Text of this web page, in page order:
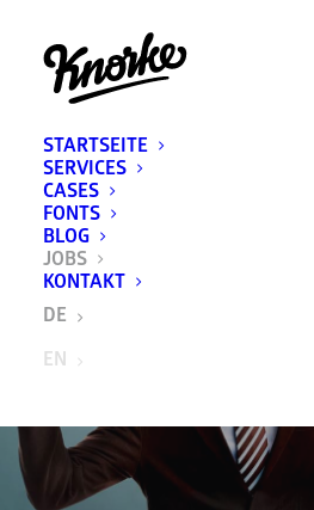
STARTSEITE
SERVICES
CASES
FONTS
BLOG
JOBS
KONTAKT
DE
ENNÄCHSTEN